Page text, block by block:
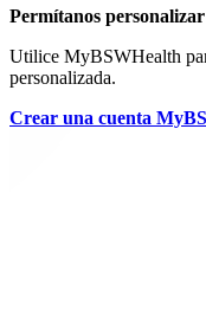
Permítanos
Utilice MyBSWHealth
personalizada.
Crear una cuenta